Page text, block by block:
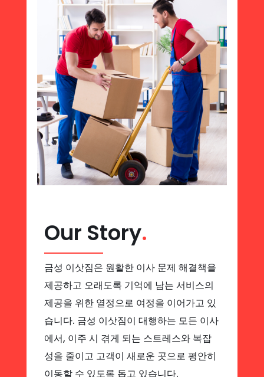
Our Story.
금성 이삿짐은 원활한 이사 문제 해결책을
제공하고 오래도록 기억에 남는 서비스의
제공을 위한 열정으로 여정을 이어가고 있
습니다. 금성 이삿짐이 대행하는 모든 이사
에서, 이주 시 겪게 되는 스트레스와 복잡
성을 줄이고 고객이 새로운 곳으로 평안히
이동할 수 있도록 돕고 있습니다.